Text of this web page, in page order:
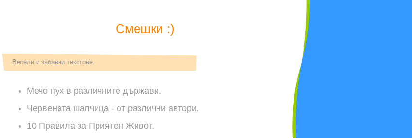
Смешки :)
Весели и забавни текстове.
Мечо пух в различните държави.
Червената шапчица - от различни автори.
10 Правила за Приятен Живот.